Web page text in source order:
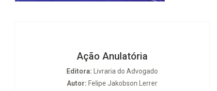
Ação Anulatória
Editora: Livraria do Advogado
Autor: Felipe Jakobson Lerrer